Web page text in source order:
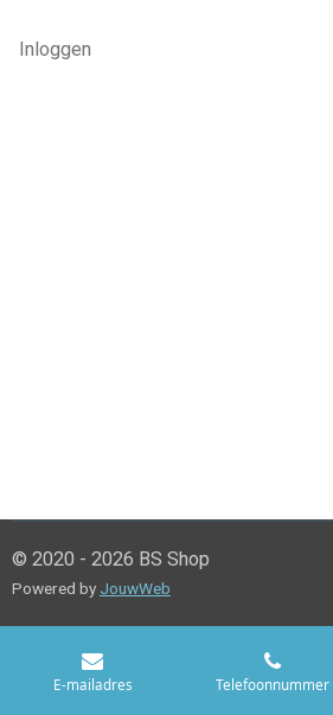
Inloggen
© 2020 - 2026 BS Shop
Powered by JouwWeb
E-mailadres Telefoonnummer